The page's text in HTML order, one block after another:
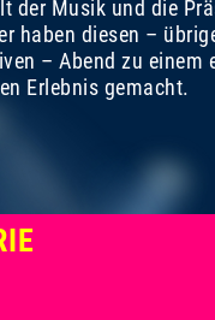
der Musik und die
haben diesen –
– Abend zu einem
Erlebnis gemacht.